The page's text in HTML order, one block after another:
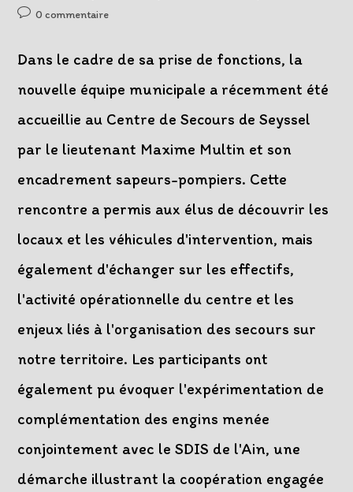
de
Post0 commentaire
Dans le cadre de sa prise de fonctions, la
nouvelle équipe municipale a récemment été
accueillie au Centre de Secours de Seyssel
par le lieutenant Maxime Multin et son
encadrement sapeurs-pompiers. Cette
rencontre a permis aux élus de découvrir les
locaux et les véhicules d'intervention, mais
également d'échanger sur les effectifs,
l'activité opérationnelle du centre et les
enjeux liés à l'organisation des secours sur
notre territoire. Les participants ont
également pu évoquer l'expérimentation de
complémentation des engins menée
conjointement avec le SDIS de l'Ain, une
démarche illustrant la coopération engagée